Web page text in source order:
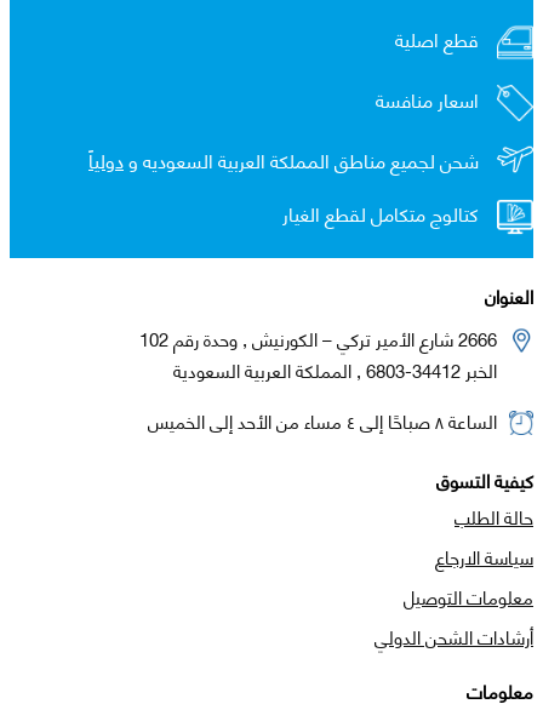
قطع اصلية
اسعار منافسة
شحن لجميع مناطق المملكة العربية السعوديه ودولياً
كتالوج متكامل لقطع الغيار
العنوان
2666 شارع الأمير تركي – الكورنيش , وحدة رقم 102
الخبر 34412-6803 , المملكة العربية السعودية
الساعة ٨ صباحًا إلى ٤ مساء من الأحد إلى الخميس
كيفية التسوق
حالة الطلب
سياسة الارجاع
معلومات التوصيل
أرشادات الشحن الدولي
معلومات